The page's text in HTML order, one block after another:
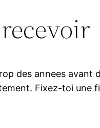
des annees avant
Fixez-toi